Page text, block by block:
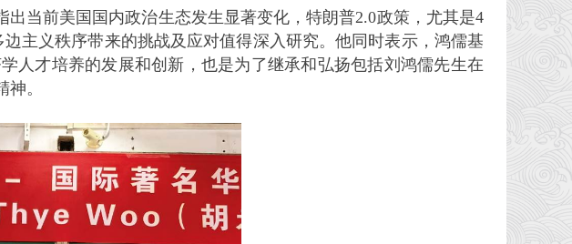
当前美国国内政治生态发生显著变化，特朗普2.0政策，尤其是4
主义秩序带来的挑战及应对值得深入研究。他同时表示，鸿儒基
人才培养的发展和创新，也是为了继承和弘扬包括刘鸿儒先生在
。